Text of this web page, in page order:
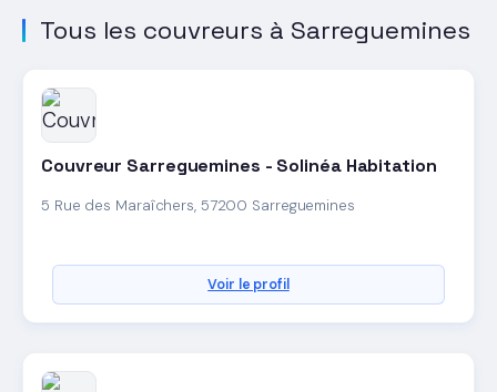
Tous les couvreurs à Sarreguemines
Couvreur Sarreguemines - Solinéa Habitation
5 Rue des Maraîchers, 57200 Sarreguemines
Voir le profil